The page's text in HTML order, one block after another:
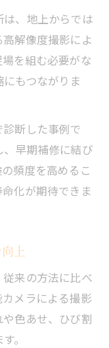
ーンを活用
診断方法とは
上させる工夫
ーンの利点
ポイント解説
動向を把握
効果を最大化
相性抜群
技術の実力
ンにお任せ
逃さない秘
、地上からでは
解像度撮影によ
を組む必要がな
もつながりま
断した事例で
早期補修に結び
頻度を高めるこ
化が期待できま
上
来の方法に比べ
メラによる撮影
色あせ、ひび割
。